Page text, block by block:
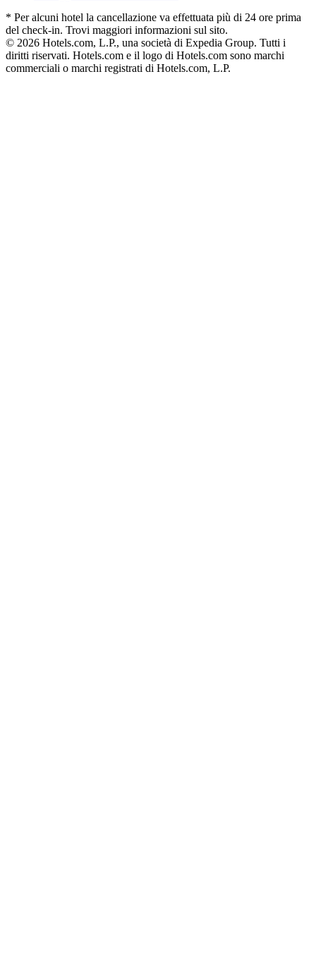
* Per alcuni hotel la cancellazione va effettuata più di 24 ore prima
del check-in. Trovi maggiori informazioni sul sito.
© 2026 Hotels.com, L.P., una società di Expedia Group. Tutti i
diritti riservati. Hotels.com e il logo di Hotels.com sono marchi
commerciali o marchi registrati di Hotels.com, L.P.